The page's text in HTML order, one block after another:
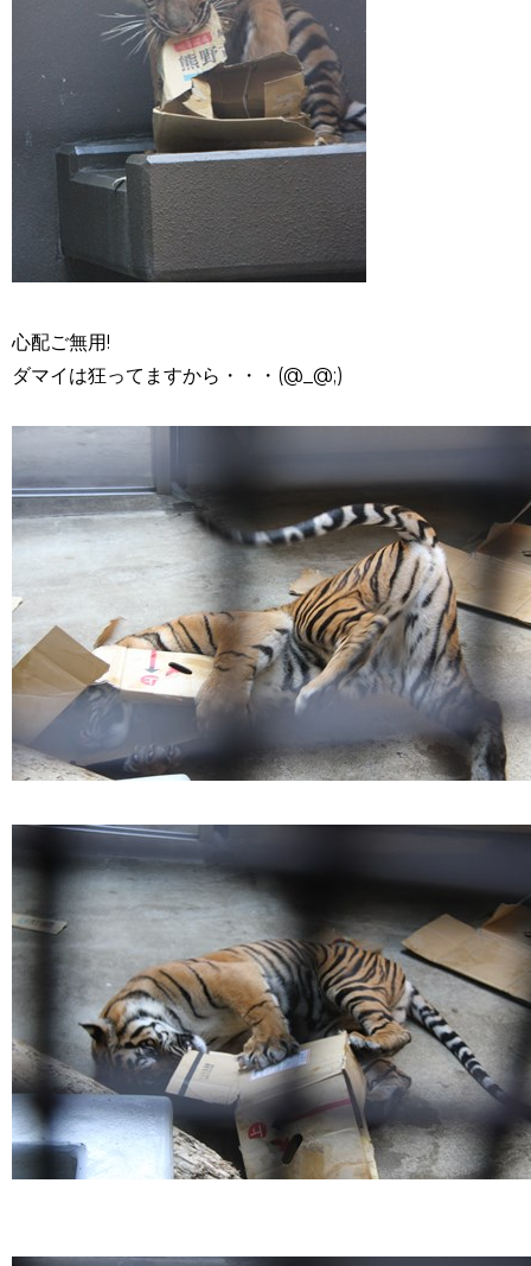
心配ご無用!
ダマイは狂ってますから・・・(@_@;)